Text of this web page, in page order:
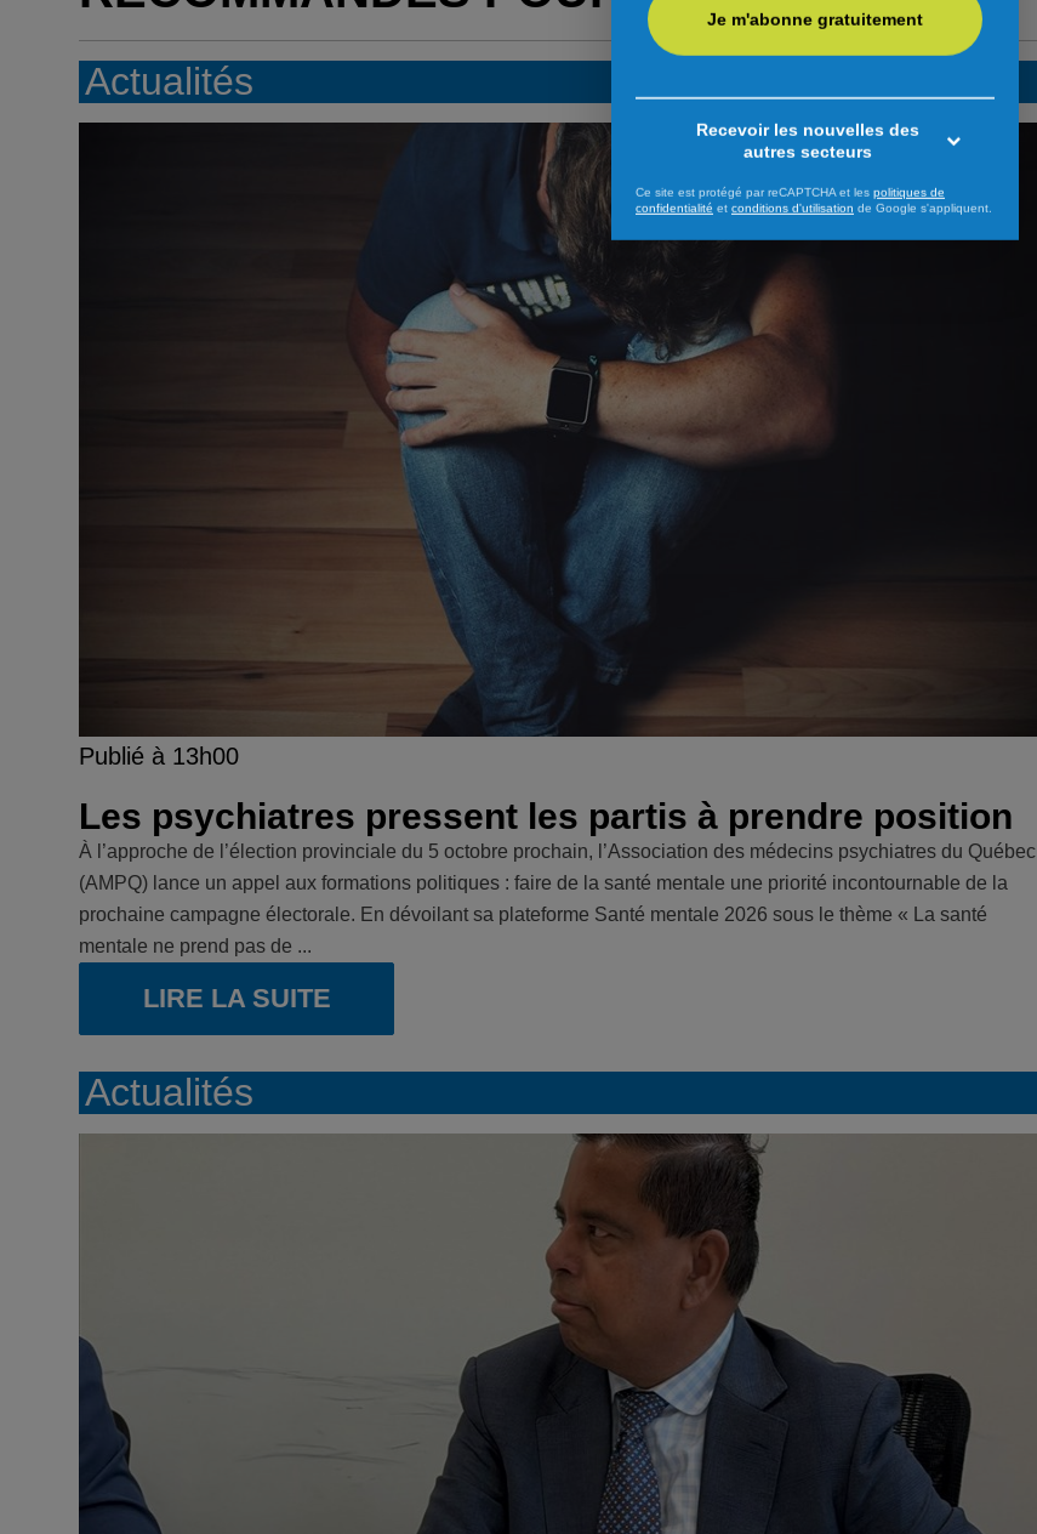
Actualités
Publié à 13h00
Les psychiatres pressent les partis à prendre position
À l’approche de l’élection provinciale du 5 octobre prochain, l’Association des médecins psychiatres du Québec
(AMPQ) lance un appel aux formations politiques : faire de la santé mentale une priorité incontournable de la
prochaine campagne électorale. En dévoilant sa plateforme Santé mentale 2026 sous le thème « La santé
mentale ne prend pas de ...
LIRE LA SUITE
Actualités
Je m'abonne gratuitement
Recevoir les nouvelles des
autres secteurs
Ce site est protégé par reCAPTCHA et les politiques de
confidentialité et conditions d'utilisation de Google s'appliquent.